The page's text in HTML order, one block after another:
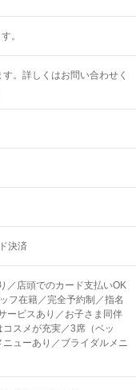
。
。詳しくはお問い合わせく
決済
／店頭でのカード支払いOK
フ在籍／完全予約制／指名
ービスあり／お子さま同伴
スメが充実／3席（ベッ
ューあり／ブライダルメニ